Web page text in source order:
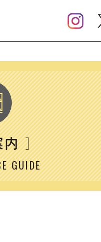
内］
GUIDE